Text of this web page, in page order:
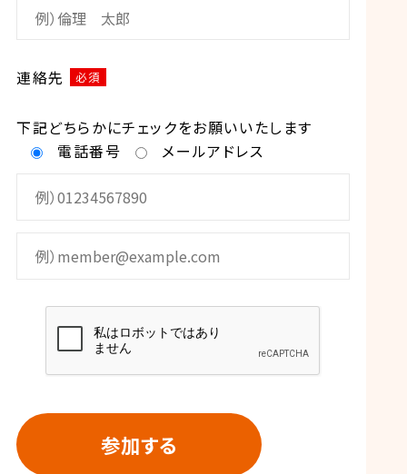
連絡先 必須
下記どちらかにチェックをお願いいたします
電話番号
メールアドレス